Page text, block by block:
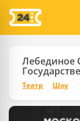
Лебединое
Театр Шоу